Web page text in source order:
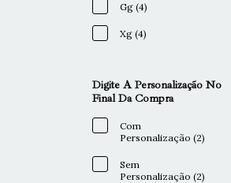
Gg (4)
Xg (4)
Digite A Personalização No
Final Da Compra
Com
Personalização (2)
Sem
Personalização (2)